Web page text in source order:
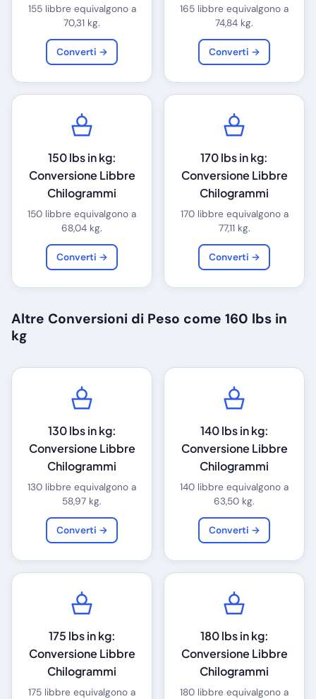
155 libbre equivalgono a
70,31 kg.
Converti →
165 libbre equivalgono a
74,84 kg.
Converti →
150 lbs in kg:
Conversione Libbre
Chilogrammi
150 libbre equivalgono a
68,04 kg.
Converti →
170 lbs in kg:
Conversione Libbre
Chilogrammi
170 libbre equivalgono a
77,11 kg.
Converti →
Altre Conversioni di Peso come 160 lbs in
kg
130 lbs in kg:
Conversione Libbre
Chilogrammi
130 libbre equivalgono a
58,97 kg.
Converti →
140 lbs in kg:
Conversione Libbre
Chilogrammi
140 libbre equivalgono a
63,50 kg.
Converti →
175 lbs in kg:
Conversione Libbre
Chilogrammi
175 libbre equivalgono a
180 lbs in kg:
Conversione Libbre
Chilogrammi
180 libbre equivalgono a